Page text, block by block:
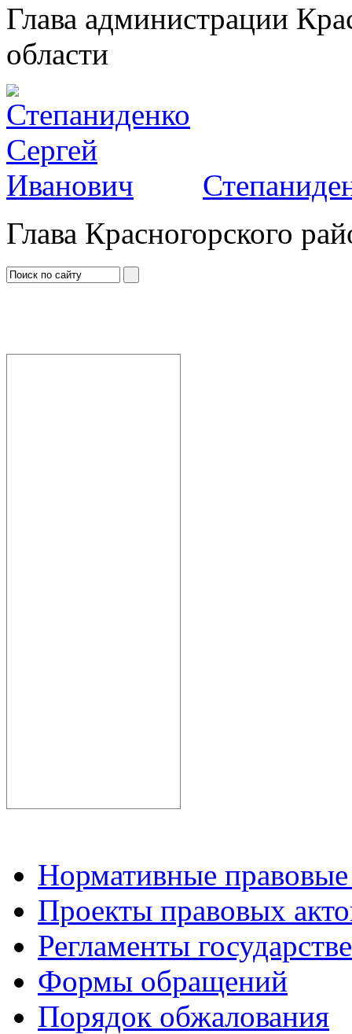
Глава администрации
области
Глава Красногорского
Нормативные
Проекты правовых
Регламенты
Формы обращений
Порядок обжалования